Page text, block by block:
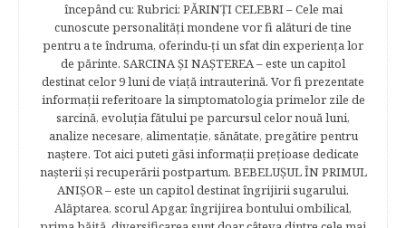
începând cu: Rubrici: PĂRINŢI CELEBRI – Cele mai
cunoscute personalităţi mondene vor fi alături de tine
pentru a te îndruma, oferindu-ţi un sfat din experienţa lor
de părinte. SARCINA ŞI NAŞTEREA – este un capitol
destinat celor 9 luni de viaţă intrauterină. Vor fi prezentate
informaţii referitoare la simptomatologia primelor zile de
sarcină, evoluţia fătului pe parcursul celor nouă luni,
analize necesare, alimentaţie, sănătate, pregătire pentru
naştere. Tot aici puteti găsi informaţii preţioase dedicate
naşterii şi recuperării postpartum. BEBELUŞUL ÎN PRIMUL
ANIŞOR – este un capitol destinat îngrijirii sugarului.
Alăptarea, scorul Apgar, îngrijirea bontului ombilical,